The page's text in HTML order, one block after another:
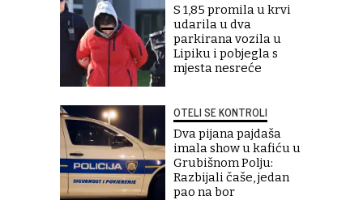
S 1,85 promila u krvi
udarila u dva
parkirana vozila u
Lipiku i pobjegla s
mjesta nesreće
OTELI SE KONTROLI
Dva pijana pajdaša
imala show u kafiću u
Grubišnom Polju:
Razbijali čaše, jedan
pao na bor